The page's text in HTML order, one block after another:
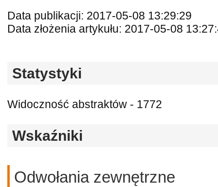
Data publikacji: 2017-05-08 13:29:29
Data złożenia artykułu: 2017-05-08
Statystyki
Widoczność abstraktów - 1772
Wskaźniki
Odwołania zewnętrzne